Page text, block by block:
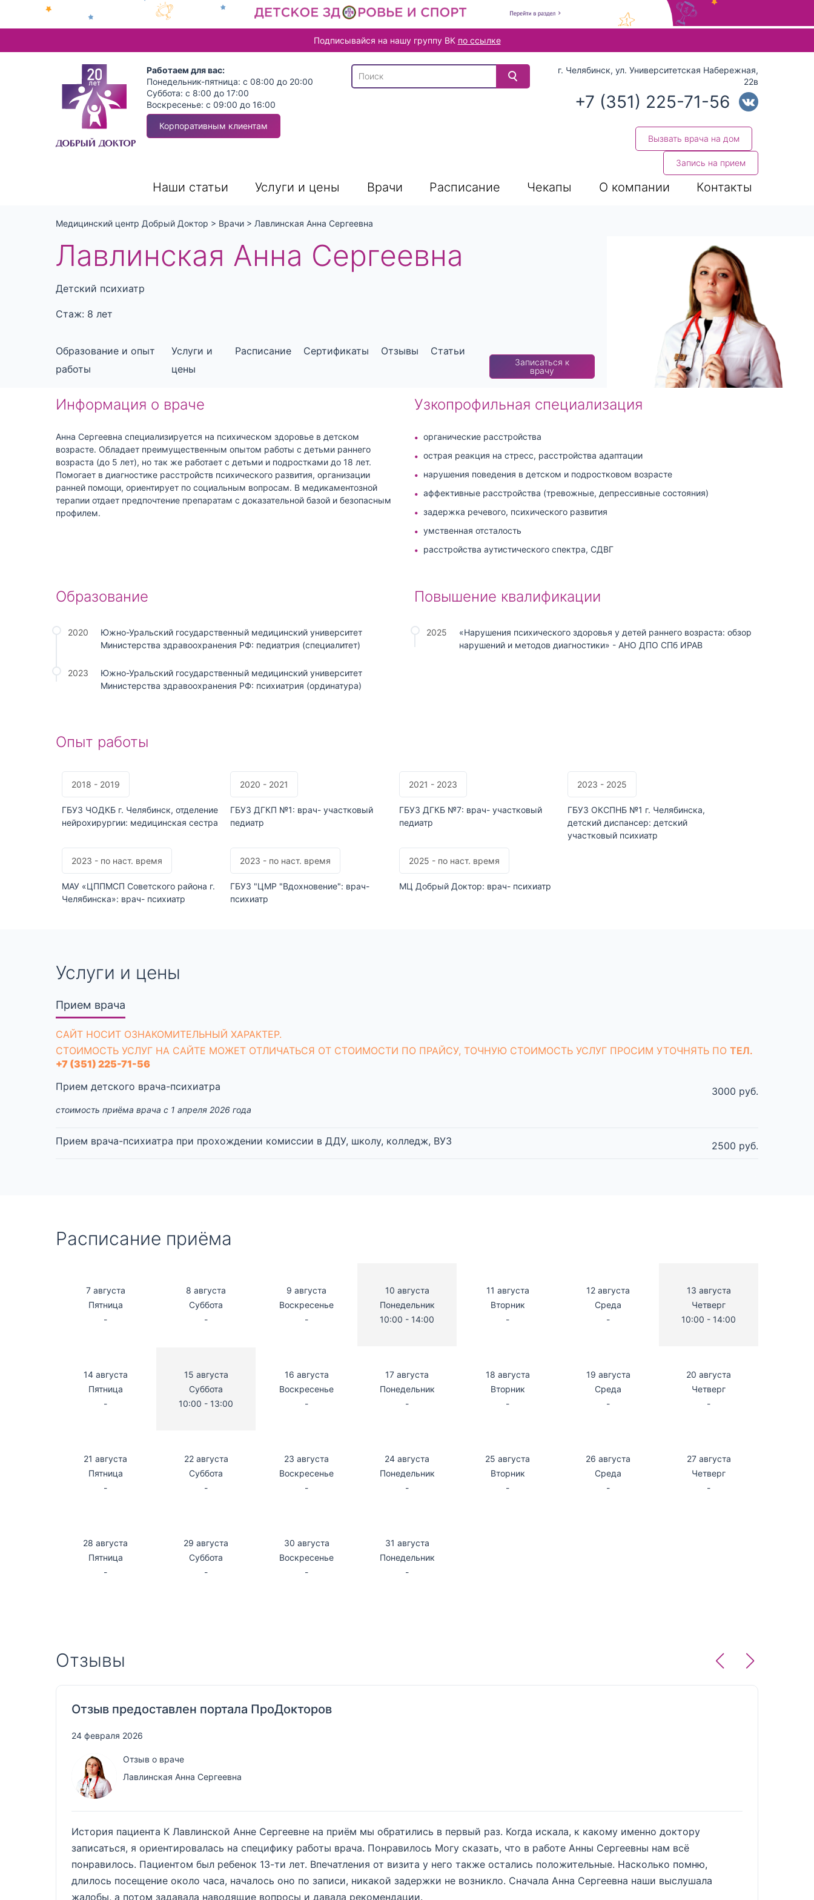
Подписывайся на нашу группу ВК по ссылке
Работаем для вас:
Понедельник-пятница: с 08:00 до 20:00
Суббота: с 8:00 до 17:00
Воскресенье: с 09:00 до 16:00
Корпоративным клиентам
В списке найденных результатов используйте стрелки вверх и вниз для выбора и Enter для перехода на
г. Челябинск, ул. Университетская Набережная,
22в
+7 (351) 225-71-56
Вызвать врача на дом
Запись на прием
Наши статьи Услуги и цены Врачи Расписание Чекапы О компании Контакты
Медицинский центр Добрый Доктор > Врачи > Лавлинская Анна Сергеевна
Лавлинская Анна Сергеевна
Детский психиатр
Стаж: 8 лет
Образование и опыт
работы
Услуги и
цены
Расписание Сертификаты Отзывы Статьи
Записаться к
врачу
Информация о враче
Анна Сергеевна специализируется на психическом здоровье в детском
возрасте. Обладает преимущественным опытом работы с детьми раннего
возраста (до 5 лет), но так же работает с детьми и подростками до 18 лет.
Помогает в диагностике расстройств психического развития, организации
ранней помощи, ориентирует по социальным вопросам. В медикаментозной
терапии отдает предпочтение препаратам с доказательной базой и безопасным
профилем.
Узкопрофильная специализация
органические расстройства
острая реакция на стресс, расстройства адаптации
нарушения поведения в детском и подростковом возрасте
аффективные расстройства (тревожные, депрессивные состояния)
задержка речевого, психического развития
умственная отсталость
расстройства аутистического спектра, СДВГ
Образование
2020
Южно-Уральский государственный медицинский университет
Министерства здравоохранения РФ: педиатрия (специалитет)
2023
Южно-Уральский государственный медицинский университет
Министерства здравоохранения РФ: психиатрия (ординатура)
Повышение квалификации
2025
«Нарушения психического здоровья у детей раннего возраста: обзор
нарушений и методов диагностики» - АНО ДПО СПб ИРАВ
Опыт работы
2018 - 2019
ГБУЗ ЧОДКБ г. Челябинск, отделение
нейрохирургии: медицинская сестра
2020 - 2021
ГБУЗ ДГКП №1: врач- участковый
педиатр
2021 - 2023
ГБУЗ ДГКБ №7: врач- участковый
педиатр
2023 - 2025
ГБУЗ ОКСПНБ №1 г. Челябинска,
детский диспансер: детский
участковый психиатр
2023 - по наст. время
МАУ «ЦППМСП Советского района г.
Челябинска»: врач- психиатр
2023 - по наст. время
ГБУЗ "ЦМР "Вдохновение": врач-
психиатр
2025 - по наст. время
МЦ Добрый Доктор: врач- психиатр
Услуги и цены
Прием врача
CАЙТ НОСИТ ОЗНАКОМИТЕЛЬНЫЙ ХАРАКТЕР.
СТОИМОСТЬ УСЛУГ НА САЙТЕ МОЖЕТ ОТЛИЧАТЬСЯ ОТ СТОИМОСТИ ПО ПРАЙСУ, ТОЧНУЮ СТОИМОСТЬ УСЛУГ ПРОСИМ УТОЧНЯТЬ ПО ТЕЛ.
+7 (351) 225-71-56
Прием детского врача-психиатра
3000 руб.
стоимость приёма врача с 1 апреля 2026 года
Прием врача-психиатра при прохождении комиссии в ДДУ, школу, колледж, ВУЗ 2500 руб.
Расписание приёма
7 августа
Пятница
-
8 августа
Суббота
-
9 августа
Воскресенье
-
10 августа
Понедельник
10:00 - 14:00
11 августа
Вторник
-
12 августа
Среда
-
13 августа
Четверг
10:00 - 14:00
14 августа
Пятница
-
15 августа
Суббота
10:00 - 13:00
16 августа
Воскресенье
-
17 августа
Понедельник
-
18 августа
Вторник
-
19 августа
Среда
-
20 августа
Четверг
-
21 августа
Пятница
-
22 августа
Суббота
-
23 августа
Воскресенье
-
24 августа
Понедельник
-
25 августа
Вторник
-
26 августа
Среда
-
27 августа
Четверг
-
28 августа
Пятница
-
29 августа
Суббота
-
30 августа
Воскресенье
-
31 августа
Понедельник
-
Отзывы
Отзыв предоставлен портала ПроДокторов
24 февраля 2026
Отзыв о враче
Лавлинская Анна Сергеевна
История пациента К Лавлинской Анне Сергеевне на приём мы обратились в первый раз. Когда искала, к какому именно доктору
записаться, я ориентировалась на специфику работы врача. Понравилось Могу сказать, что в работе Анны Сергеевны нам всё
понравилось. Пациентом был ребенок 13-ти лет. Впечатления от визита у него также остались положительные. Насколько помню,
длилось посещение около часа, началось оно по записи, никакой задержки не возникло. Сначала Анна Сергеевна наши выслушала
жалобы, а потом задавала наводящие вопросы и давала рекомендации.